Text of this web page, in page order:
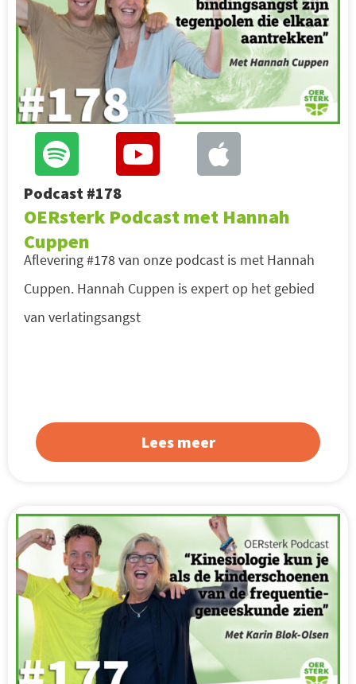
Podcast #178
OERsterk Podcast met Hannah
Cuppen
Aflevering #178 van onze podcast is met Hannah
Cuppen. Hannah Cuppen is expert op het gebied
van verlatingsangst
Lees meer